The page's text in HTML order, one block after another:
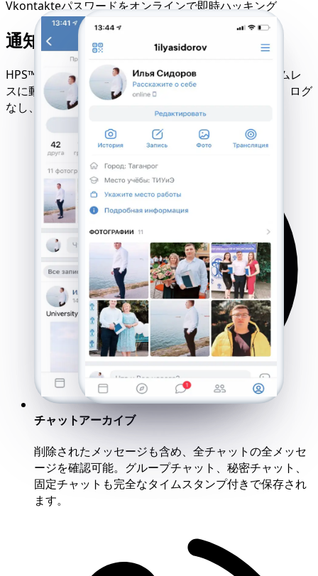
Vkontakteパスワードをオンラインで即時ハッキング
通知ゼロ・痕跡残さず実行
HPS™はあらゆるデバイス、ネットワーク、OSでシームレ
スに動作し、完全な秘密保持を保証します。警告ゼロ、ログ
なし、権限要求なし。
チャットアーカイブ
削除されたメッセージも含め、全チャットの全メッセ
ージを確認可能。グループチャット、秘密チャット、
固定チャットも完全なタイムスタンプ付きで保存され
ます。